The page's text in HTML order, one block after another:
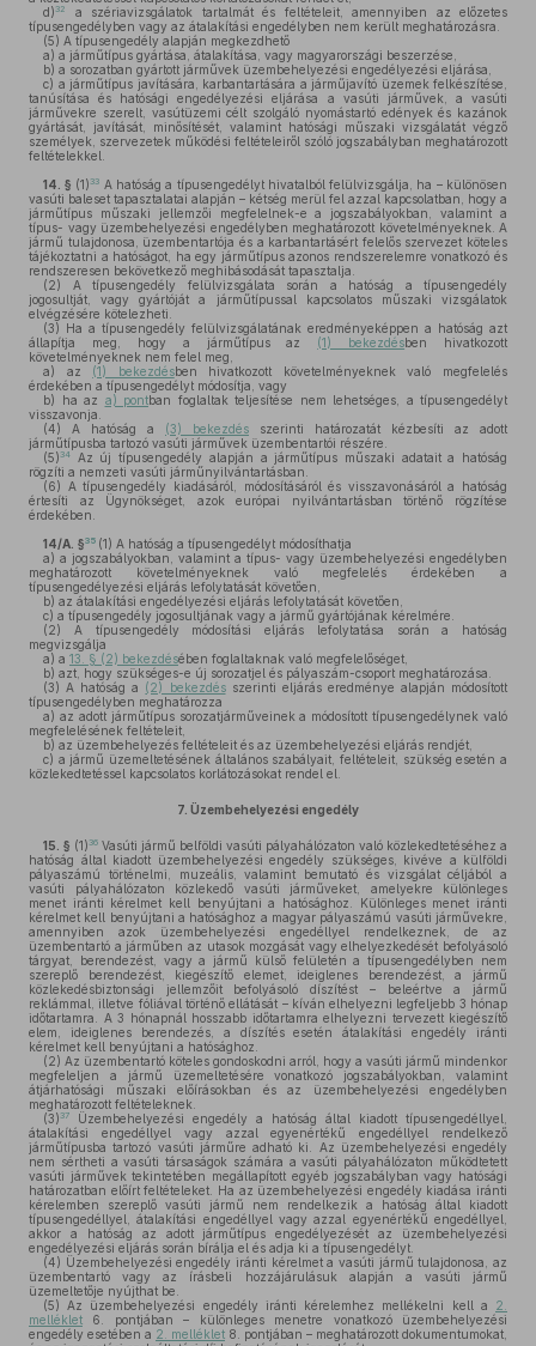
d) 32
a szériavizsgálatok tartalmát és feltételeit, amennyiben az előzetes
típusengedélyben vagy az átalakítási engedélyben nem került meghatározásra.
(5) A típusengedély alapján megkezdhető
a) a járműtípus gyártása, átalakítása, vagy magyarországi beszerzése,
b) a sorozatban gyártott járművek üzembehelyezési engedélyezési eljárása,
c) a járműtípus javítására, karbantartására a járműjavító üzemek felkészítése,
tanúsítása és hatósági engedélyezési eljárása a vasúti járművek, a vasúti
járművekre szerelt, vasútüzemi célt szolgáló nyomástartó edények és kazánok
gyártását, javítását, minősítését, valamint hatósági műszaki vizsgálatát végző
személyek, szervezetek működési feltételeiről szóló jogszabályban meghatározott
feltételekkel.
14. § (1)33 A hatóság a típusengedélyt hivatalból felülvizsgálja, ha – különösen
vasúti baleset tapasztalatai alapján – kétség merül fel azzal kapcsolatban, hogy a
járműtípus műszaki jellemzői megfelelnek-e a jogszabályokban, valamint a
típus- vagy üzembehelyezési engedélyben meghatározott követelményeknek. A
jármű tulajdonosa, üzembentartója és a karbantartásért felelős szervezet köteles
tájékoztatni a hatóságot, ha egy járműtípus azonos rendszerelemre vonatkozó és
rendszeresen bekövetkező meghibásodását tapasztalja.
(2) A típusengedély felülvizsgálata során a hatóság a típusengedély
jogosultját, vagy gyártóját a járműtípussal kapcsolatos műszaki vizsgálatok
elvégzésére kötelezheti.
(3) Ha a típusengedély felülvizsgálatának eredményeképpen a hatóság azt
állapítja meg, hogy a járműtípus az (1) bekezdésben hivatkozott
követelményeknek nem felel meg,
a) az (1) bekezdésben hivatkozott követelményeknek való megfelelés
érdekében a típusengedélyt módosítja, vagy
b) ha az a) pontban foglaltak teljesítése nem lehetséges, a típusengedélyt
visszavonja.
(4) A hatóság a (3) bekezdés szerinti határozatát kézbesíti az adott
járműtípusba tartozó vasúti járművek üzembentartói részére.
(5) 34
Az új típusengedély alapján a járműtípus műszaki adatait a hatóság
rögzíti a nemzeti vasúti járműnyilvántartásban.
(6) A típusengedély kiadásáról, módosításáról és visszavonásáról a hatóság
értesíti az Ügynökséget, azok európai nyilvántartásban történő rögzítése
érdekében.
14/A. §35 (1) A hatóság a típusengedélyt módosíthatja
a) a jogszabályokban, valamint a típus- vagy üzembehelyezési engedélyben
meghatározott követelményeknek való megfelelés érdekében a
típusengedélyezési eljárás lefolytatását követően,
b) az átalakítási engedélyezési eljárás lefolytatását követően,
c) a típusengedély jogosultjának vagy a jármű gyártójának kérelmére.
(2) A típusengedély módosítási eljárás lefolytatása során a hatóság
megvizsgálja
a) a 13. § (2) bekezdésében foglaltaknak való megfelelőséget,
b) azt, hogy szükséges-e új sorozatjel és pályaszám-csoport meghatározása.
(3) A hatóság a (2) bekezdésszerinti eljárás eredménye alapján módosított
típusengedélyben meghatározza
a) az adott járműtípus sorozatjárműveinek a módosított típusengedélynek való
megfelelésének feltételeit,
b) az üzembehelyezés feltételeit és az üzembehelyezési eljárás rendjét,
c) a jármű üzemeltetésének általános szabályait, feltételeit, szükség esetén a
közlekedtetéssel kapcsolatos korlátozásokat rendel el.
7. Üzembehelyezési engedély
15. § (1) 36 Vasúti jármű belföldi vasúti pályahálózaton való közlekedtetéséhez a
hatóság által kiadott üzembehelyezési engedély szükséges, kivéve a külföldi
pályaszámú történelmi, muzeális, valamint bemutató és vizsgálat céljából a
vasúti pályahálózaton közlekedő vasúti járműveket, amelyekre különleges
menet iránti kérelmet kell benyújtani a hatósághoz. Különleges menet iránti
kérelmet kell benyújtani a hatósághoz a magyar pályaszámú vasúti járművekre,
amennyiben azok üzembehelyezési engedéllyel rendelkeznek, de az
üzembentartó a járműben az utasok mozgását vagy elhelyezkedését befolyásoló
tárgyat, berendezést, vagy a jármű külső felületén a típusengedélyben nem
szereplő berendezést, kiegészítő elemet, ideiglenes berendezést, a jármű
közlekedésbiztonsági jellemzőit befolyásoló díszítést – beleértve a jármű
reklámmal, illetve fóliával történő ellátását – kíván elhelyezni legfeljebb 3 hónap
időtartamra. A 3 hónapnál hosszabb időtartamra elhelyezni tervezett kiegészítő
elem, ideiglenes berendezés, a díszítés esetén átalakítási engedély iránti
kérelmet kell benyújtani a hatósághoz.
(2) Az üzembentartó köteles gondoskodni arról, hogy a vasúti jármű mindenkor
megfeleljen a jármű üzemeltetésére vonatkozó jogszabályokban, valamint
átjárhatósági műszaki előírásokban és az üzembehelyezési engedélyben
meghatározott feltételeknek.
(3) 37
Üzembehelyezési engedély a hatóság által kiadott típusengedéllyel,
átalakítási engedéllyel vagy azzal egyenértékű engedéllyel rendelkező
járműtípusba tartozó vasúti járműre adható ki. Az üzembehelyezési engedély
nem sértheti a vasúti társaságok számára a vasúti pályahálózaton működtetett
vasúti járművek tekintetében megállapított egyéb jogszabályban vagy hatósági
határozatban előírt feltételeket. Ha az üzembehelyezési engedély kiadása iránti
kérelemben szereplő vasúti jármű nem rendelkezik a hatóság által kiadott
típusengedéllyel, átalakítási engedéllyel vagy azzal egyenértékű engedéllyel,
akkor a hatóság az adott járműtípus engedélyezését az üzembehelyezési
engedélyezési eljárás során bírálja el és adja ki a típusengedélyt.
(4) Üzembehelyezési engedély iránti kérelmet a vasúti jármű tulajdonosa, az
üzembentartó vagy az írásbeli hozzájárulásuk alapján a vasúti jármű
üzemeltetője nyújthat be.
(5) Az üzembehelyezési engedély iránti kérelemhez mellékelni kell a 2.
melléklet 6. pontjában – különleges menetre vonatkozó üzembehelyezési
engedély esetében a 2. melléklet 8. pontjában – meghatározott dokumentumokat,